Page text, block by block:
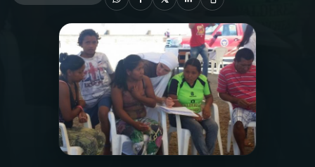
PROGRAMAÇÃO
PROGRAMAS
PODCASTS
VIDEOCASTS